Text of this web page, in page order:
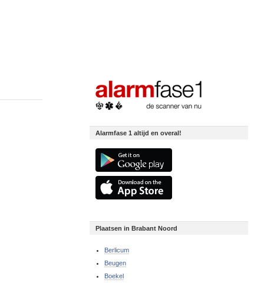
Alarmfase 1 altijd en overal!
Plaatsen in Brabant Noord
Berlicum
Beugen
Boekel